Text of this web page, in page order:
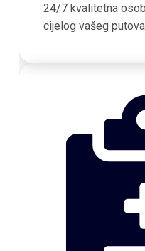
24/7 kvalitetna
cijelog vašeg